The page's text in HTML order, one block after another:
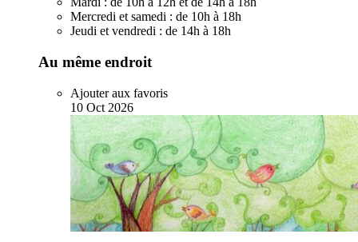
Mercredi et samedi : de 10h à 18h
Jeudi et vendredi : de 14h à 18h
Au même endroit
Ajouter aux favoris
10 Oct 2026